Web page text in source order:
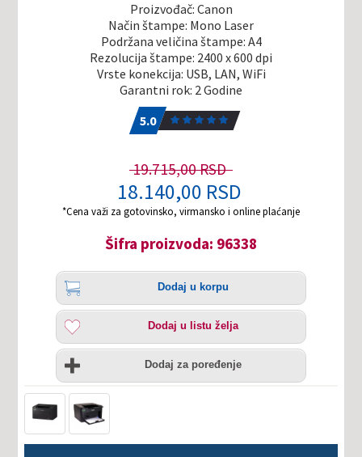
Proizvođač: Canon
Način štampe: Mono Laser
Podržana veličina štampe: A4
Rezolucija štampe: 2400 x 600 dpi
Vrste konekcija: USB, LAN, WiFi
Garantni rok: 2 Godine
5.0
19.715,00 RSD
18.140,00 RSD
*Cena važi za gotovinsko, virmansko i online plaćanje
Šifra proizvoda: 96338
Količina
Dodaj
korpu
Dodaj u korpu
Dodaj
listu
želja
Dodaj u listu želja
Uporedi
Dodaj za poređenje